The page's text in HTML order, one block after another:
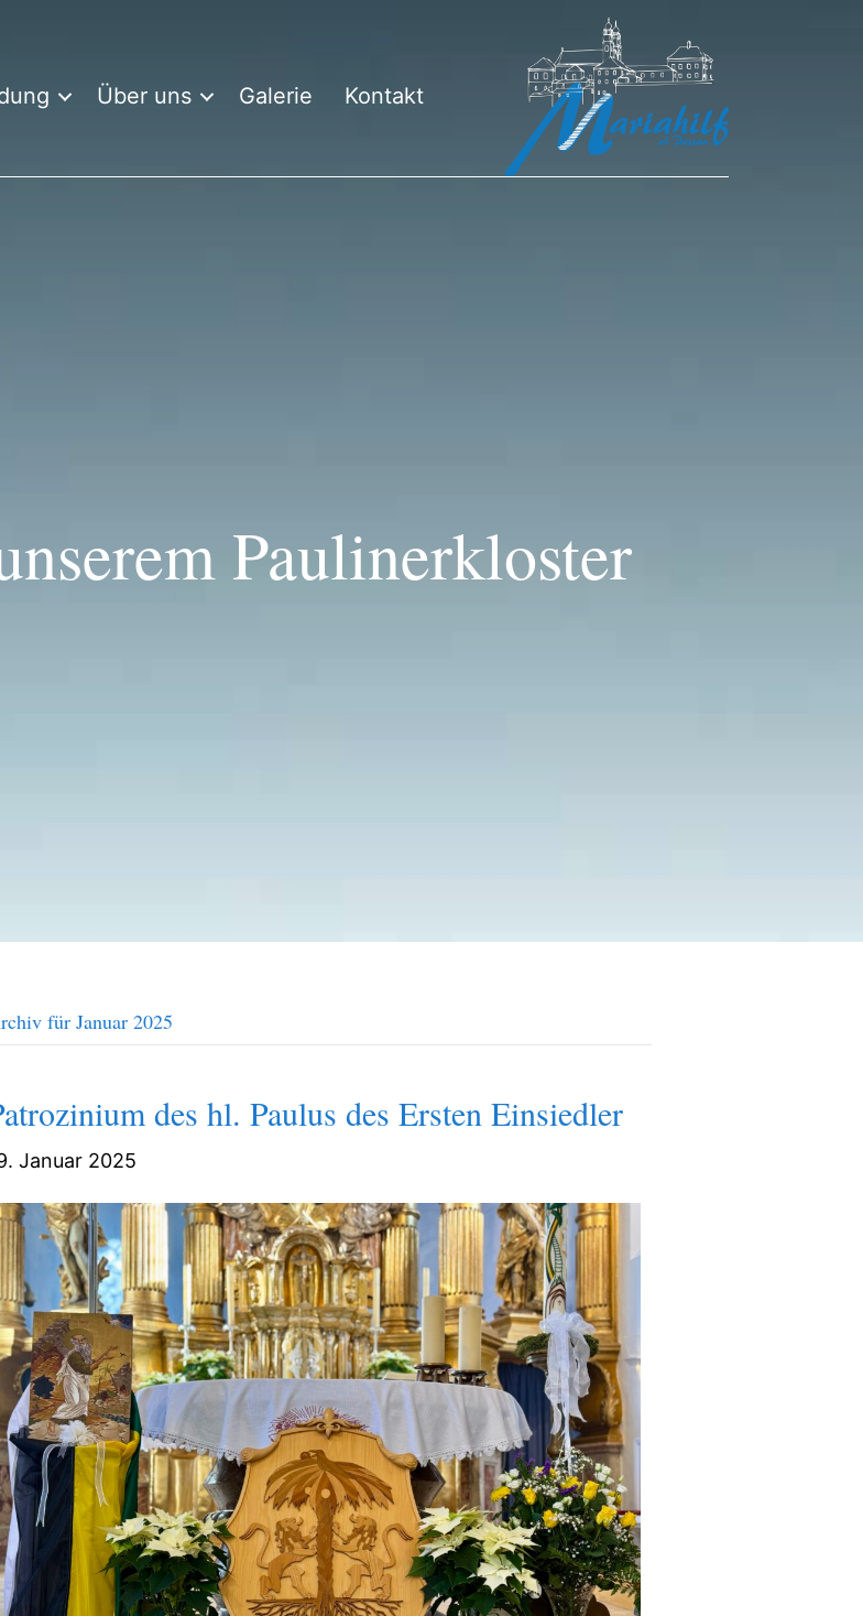
Über uns Galerie Kontakt
Paulinerkloster
für Januar 2025
des hl. Paulus des Ersten Einsiedler
Januar 2025